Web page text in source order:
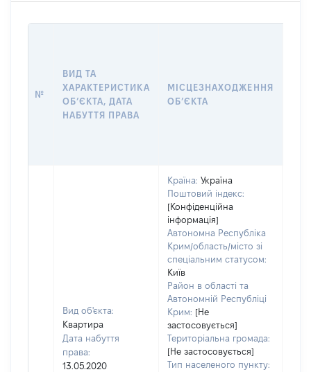
№
ВИД ТА
ХАРАКТЕРИСТИКА
ОБʼЄКТА, ДАТА
НАБУТТЯ ПРАВА
МІСЦЕЗНАХОДЖЕННЯ
ОБʼЄКТА
Вид об'єкта:
Квартира
Дата набуття
права:
13.05.2020
Країна: Україна
Поштовий індекс:
[Конфіденційна
інформація]
Автономна Республіка
Крим/область/місто зі
спеціальним статусом:
Київ
Район в області та
Автономній Республіці
Крим: [Не
застосовується]
Територіальна громада:
[Не застосовується]
Тип населеного пункту: